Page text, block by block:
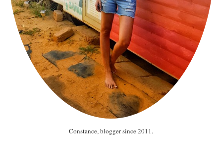
Constance, blogger since 2011.